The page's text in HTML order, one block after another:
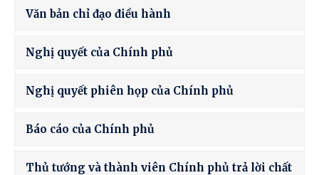
Văn bản chỉ đạo điều hành
Nghị quyết của Chính phủ
Nghị quyết phiên họp của Chính phủ
Báo cáo của Chính phủ
Thủ tướng và thành viên Chính phủ trả lời chất